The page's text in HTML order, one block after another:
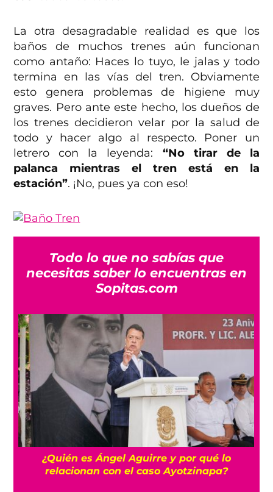
La otra desagradable realidad es que los
baños de muchos trenes aún funcionan
como antaño: Haces lo tuyo, le jalas y todo
termina en las vías del tren. Obviamente
esto genera problemas de higiene muy
graves. Pero ante este hecho, los dueños de
los trenes decidieron velar por la salud de
todo y hacer algo al respecto. Poner un
letrero con la leyenda: “No tirar de la
palanca mientras el tren está en la
estación”. ¡No, pues ya con eso!
Todo lo que no sabías que
necesitas saber lo encuentras en
Sopitas.com
¿Quién es Ángel Aguirre y por qué lo
relacionan con el caso Ayotzinapa?